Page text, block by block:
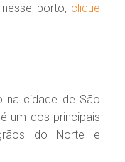
porto, clique
na cidade de São
um dos principais
do Norte e